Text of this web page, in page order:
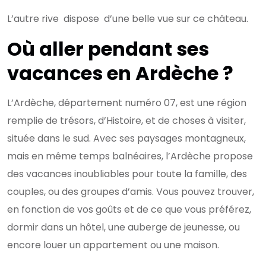
L’autre rive dispose d’une belle vue sur ce château.
Où aller pendant ses
vacances en Ardèche ?
L’Ardèche, département numéro 07, est une région
remplie de trésors, d’Histoire, et de choses à visiter,
située dans le sud. Avec ses paysages montagneux,
mais en même temps balnéaires, l’Ardèche propose
des vacances inoubliables pour toute la famille, des
couples, ou des groupes d’amis. Vous pouvez trouver,
en fonction de vos goûts et de ce que vous préférez,
dormir dans un hôtel, une auberge de jeunesse, ou
encore louer un appartement ou une maison.